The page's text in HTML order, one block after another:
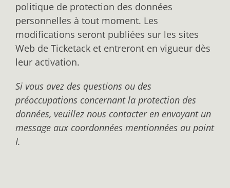
politique de protection des données
personnelles à tout moment. Les
modifications seront publiées sur les sites
Web de Ticketack et entreront en vigueur dès
leur activation.
Si vous avez des questions ou des
préoccupations concernant la protection des
données, veuillez nous contacter en envoyant un
message aux coordonnées mentionnées au point
I.